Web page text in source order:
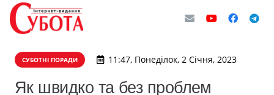
СУБОТНІ ПОРАДИ 11:47, Понеділок, 2 Січня, 2023
Як швидко та без проблем